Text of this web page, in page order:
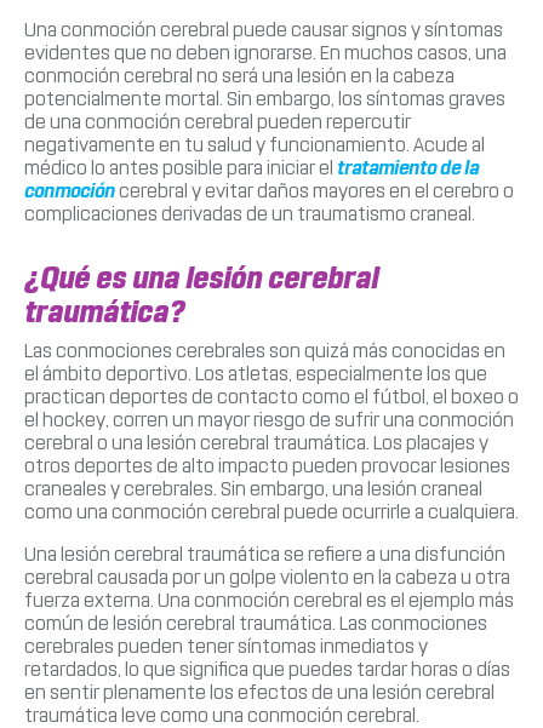
Una conmoción cerebral puede causar signos y síntomas
evidentes que no deben ignorarse. En muchos casos, una
conmoción cerebral no será una lesión en la cabeza
potencialmente mortal. Sin embargo, los síntomas graves
de una conmoción cerebral pueden repercutir
negativamente en tu salud y funcionamiento. Acude al
médico lo antes posible para iniciar el tratamiento de la
conmocióncerebral y evitar daños mayores en el cerebro o
complicaciones derivadas de un traumatismo craneal.
¿Qué es una lesión cerebral
traumática?
Las conmociones cerebrales son quizá más conocidas en
el ámbito deportivo. Los atletas, especialmente los que
practican deportes de contacto como el fútbol, el boxeo o
el hockey, corren un mayor riesgo de sufrir una conmoción
cerebral o una lesión cerebral traumática. Los placajes y
otros deportes de alto impacto pueden provocar lesiones
craneales y cerebrales. Sin embargo, una lesión craneal
como una conmoción cerebral puede ocurrirle a cualquiera.
Una lesión cerebral traumática se refiere a una disfunción
cerebral causada por un golpe violento en la cabeza u otra
fuerza externa. Una conmoción cerebral es el ejemplo más
común de lesión cerebral traumática. Las conmociones
cerebrales pueden tener síntomas inmediatos y
retardados, lo que significa que puedes tardar horas o días
en sentir plenamente los efectos de una lesión cerebral
traumática leve como una conmoción cerebral.